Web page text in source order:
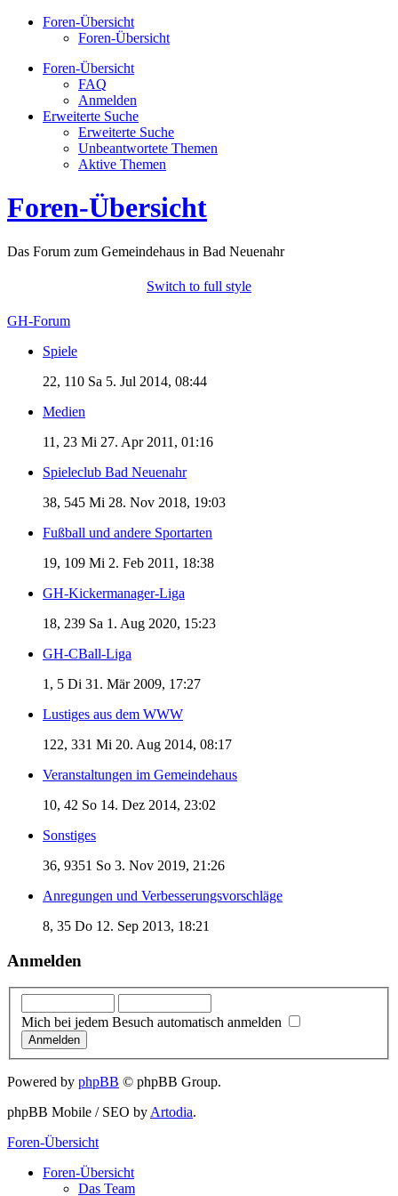
Foren-Übersicht
Foren-Übersicht
Foren-Übersicht
FAQ
Anmelden
Erweiterte Suche
Erweiterte Suche
Unbeantwortete Themen
Aktive Themen
Foren-Übersicht
Das Forum zum Gemeindehaus in Bad Neuenahr
Switch to full style
GH-Forum
Spiele
22, 110 Sa 5. Jul 2014, 08:44
Medien
11, 23 Mi 27. Apr 2011, 01:16
Spieleclub Bad Neuenahr
38, 545 Mi 28. Nov 2018, 19:03
Fußball und andere Sportarten
19, 109 Mi 2. Feb 2011, 18:38
GH-Kickermanager-Liga
18, 239 Sa 1. Aug 2020, 15:23
GH-CBall-Liga
1, 5 Di 31. Mär 2009, 17:27
Lustiges aus dem WWW
122, 331 Mi 20. Aug 2014, 08:17
Veranstaltungen im Gemeindehaus
10, 42 So 14. Dez 2014, 23:02
Sonstiges
36, 9351 So 3. Nov 2019, 21:26
Anregungen und Verbesserungsvorschläge
8, 35 Do 12. Sep 2013, 18:21
Anmelden
Mich bei jedem Besuch automatisch anmelden
Powered by phpBB © phpBB Group.
phpBB Mobile / SEO by Artodia.
Foren-Übersicht
Foren-Übersicht
Das Team